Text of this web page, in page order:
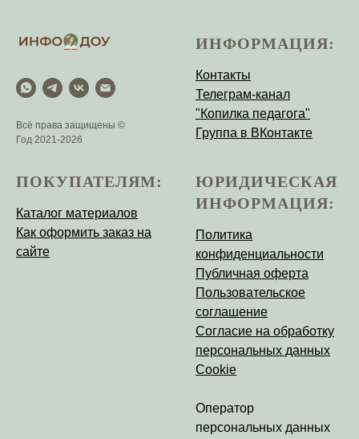
Всё права защищены ©
Год 2021-2026
ИНФОРМАЦИЯ:
Контакты
Телеграм-канал
"Копилка педагога"
Группа в ВКонтакте
ПОКУПАТЕЛЯМ:
Каталог материалов
Как оформить заказ на
сайте
ЮРИДИЧЕСКАЯ
ИНФОРМАЦИЯ:
Политика
конфиденциальности
Публичная оферта
Пользовательское
соглашение
Согласие на обработку
персональных данных
Cookie
Оператор
персональных данных